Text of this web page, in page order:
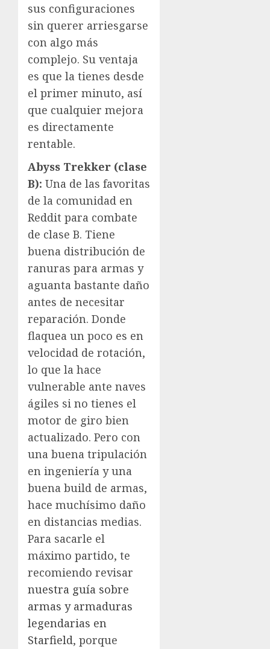
sus configuraciones
sin querer arriesgarse
con algo más
complejo. Su ventaja
es que la tienes desde
el primer minuto, así
que cualquier mejora
es directamente
rentable.
Abyss Trekker (clase
B): Una de las favoritas
de la comunidad en
Reddit para combate
de clase B. Tiene
buena distribución de
ranuras para armas y
aguanta bastante daño
antes de necesitar
reparación. Donde
flaquea un poco es en
velocidad de rotación,
lo que la hace
vulnerable ante naves
ágiles si no tienes el
motor de giro bien
actualizado. Pero con
una buena tripulación
en ingeniería y una
buena build de armas,
hace muchísimo daño
en distancias medias.
Para sacarle el
máximo partido, te
recomiendo revisar
nuestra guía sobre
armas y armaduras
legendarias en
Starfield, porque